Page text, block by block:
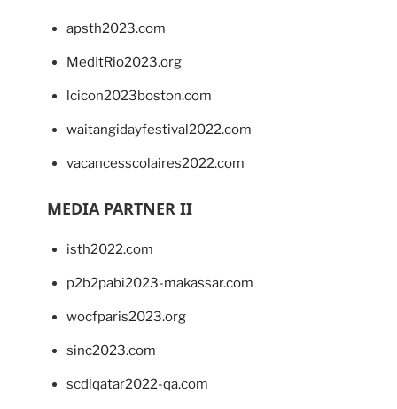
apsth2023.com
MedItRio2023.org
lcicon2023boston.com
waitangidayfestival2022.com
vacancesscolaires2022.com
MEDIA PARTNER II
isth2022.com
p2b2pabi2023-makassar.com
wocfparis2023.org
sinc2023.com
scdlqatar2022-qa.com